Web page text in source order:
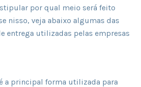
por qual meio será feito
nisso, veja abaixo algumas das
entrega utilizadas pelas empresas
a principal forma utilizada para